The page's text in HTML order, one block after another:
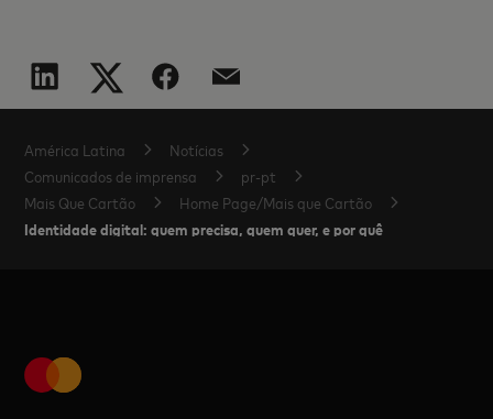
América Latina
Notícias
Comunicados de imprensa
pr-pt
Mais Que Cartão
Home Page/Mais que Cartão
Identidade digital: quem precisa, quem quer, e por quê